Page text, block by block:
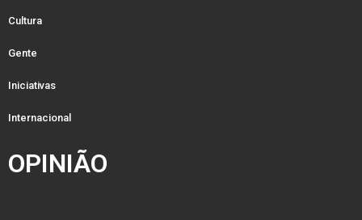
Cultura
Gente
Iniciativas
Internacional
OPINIÃO